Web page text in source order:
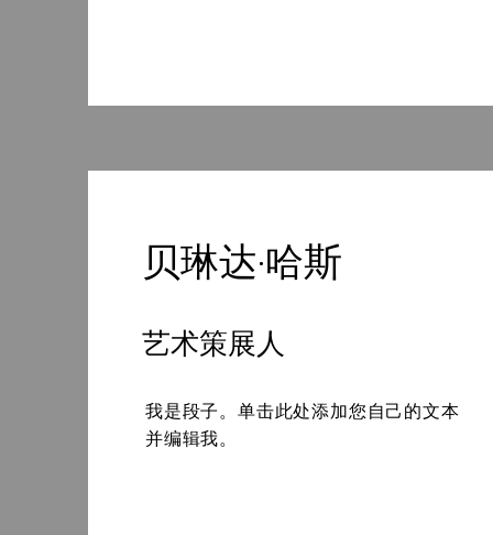
贝琳达·哈斯
艺术策展人
我是段子。单击此处添加您自己的文本
并编辑我。